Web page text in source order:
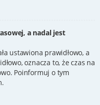
a nadal jest
ustawiona prawidłowo, a
oznacza to, że czas na
Poinformuj o tym